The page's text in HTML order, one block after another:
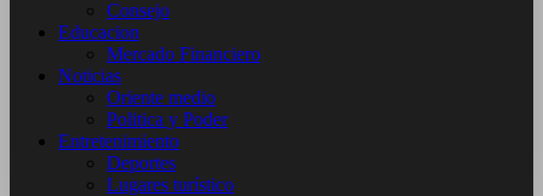
Consejo
Educacion
Mercado Financiero
Noticias
Oriente medio
Politica y Poder
Entretenimiento
Deportes
Lugares turístico